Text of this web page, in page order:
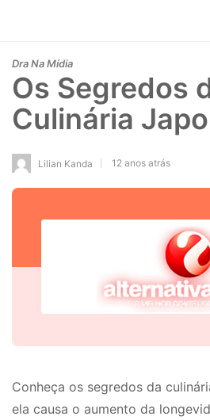
Dra Na Mídia
Os Segredos
Culinária
Lilian Kanda 12 anos atrás
Conheça os segredos da
ela causa o aumento da